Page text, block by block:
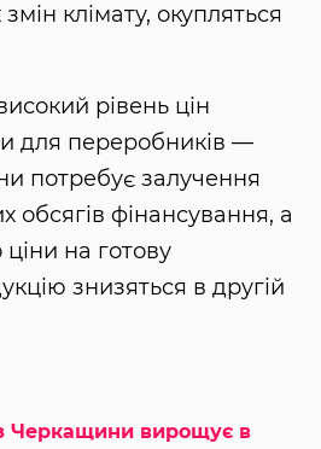
клімату, окупляться
рівень цін
для переробників —
потребує залучення
обсягів фінансування, а
на готову
знизяться в другій
з Черкащини вирощує в